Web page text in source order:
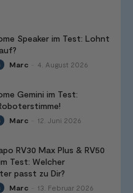
Speaker im Test: Lohnt
Marc 4. August 2026
Gemini im Test:
Marc 12. Juni 2026
RV30 Max Plus & RV50
Test: Welcher
passt zu Dir?
Marc 13. Februar 2026